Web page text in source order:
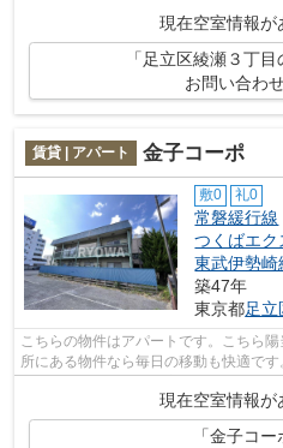
現在空室情報が
「足立区綾瀬３丁
お問い合わ
賃貸 | アパート 金子コーポ
敷0 礼0
常磐緩行線
つくばエク
東武伊勢崎
築47年
東京都足立
こちらの物件はアパートです。こちら
所にある物件なら毎日の移動も快適で
ご提供いたします。お客様のこだわり...
現在空室情報が
「金子コ